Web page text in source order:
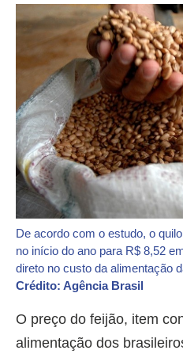
De acordo com o estudo, o
no início do ano para R$ 8,52
direto no custo da alimentação
Crédito: Agência Brasil
O preço do feijão, item
alimentação dos